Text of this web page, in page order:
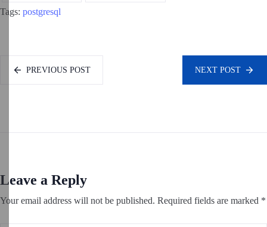
Tags: postgresql
PREVIOUS POST NEXT POST
Leave a Reply
Your email address will not be published. Required fields are marked *